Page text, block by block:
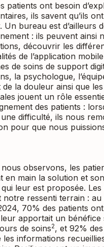
patients ont besoin
ils savent qu’ils
Un bureau est d’ailleurs
: ils peuvent ainsi
découvrir les
de l’application
de soins de support
la psychologue,
de la douleur ainsi que
jouent un rôle
des patients :
difficulté, ils nous
pour que nous
nous observons, les
en main la solution et
leur est proposée.
ressenti terrain :
70% des patients
leur apportait un bénéfice
de soins2, et 92%
les informations